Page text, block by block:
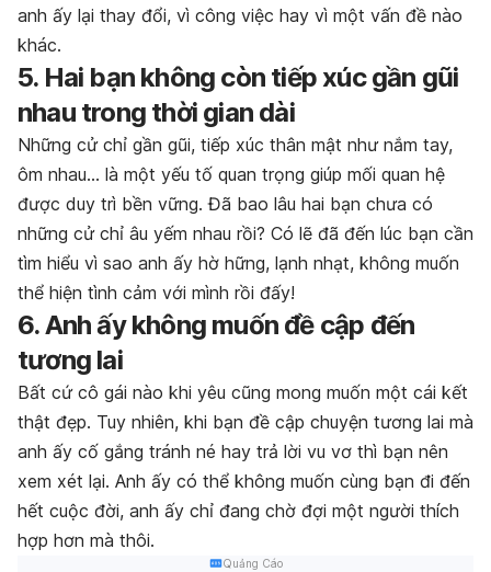
anh ấy lại thay đổi, vì công việc hay vì một vấn đề nào
khác.
5. Hai bạn không còn tiếp xúc gần gũi
nhau trong thời gian dài
Những cử chỉ gần gũi, tiếp xúc thân mật như nắm tay,
ôm nhau… là một yếu tố quan trọng giúp mối quan hệ
được duy trì bền vững. Đã bao lâu hai bạn chưa có
những cử chỉ âu yếm nhau rồi? Có lẽ đã đến lúc bạn cần
tìm hiểu vì sao anh ấy hờ hững, lạnh nhạt, không muốn
thể hiện tình cảm với mình rồi đấy!
6. Anh ấy không muốn đề cập đến
tương lai
Bất cứ cô gái nào khi yêu cũng mong muốn một cái kết
thật đẹp. Tuy nhiên, khi bạn đề cập chuyện tương lai mà
anh ấy cố gắng tránh né hay trả lời vu vơ thì bạn nên
xem xét lại. Anh ấy có thể không muốn cùng bạn đi đến
hết cuộc đời, anh ấy chỉ đang chờ đợi một người thích
hợp hơn mà thôi.
Quảng Cáo